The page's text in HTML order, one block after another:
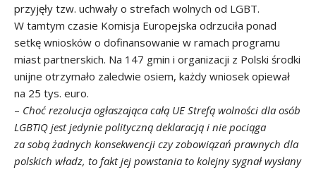
przyjęły tzw. uchwały o strefach wolnych od LGBT.
W tamtym czasie Komisja Europejska odrzuciła ponad
setkę wniosków o dofinansowanie w ramach programu
miast partnerskich. Na 147 gmin i organizacji z Polski środki
unijne otrzymało zaledwie osiem, każdy wniosek opiewał
na 25 tys. euro.
– Choć rezolucja ogłaszająca całą UE Strefą wolności dla osób
LGBTIQ jest jedynie polityczną deklaracją i nie pociąga
za sobą żadnych konsekwencji czy zobowiązań prawnych dla
polskich władz, to fakt jej powstania to kolejny sygnał wysłany